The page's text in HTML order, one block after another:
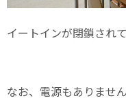
イートインが閉鎖され
なお、電源もありませ